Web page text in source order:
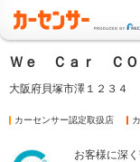
Ｗｅ Ｃａｒ Ｃ
大阪府貝塚市澤１２３４
カーセンサー認定取扱店
お客様に深